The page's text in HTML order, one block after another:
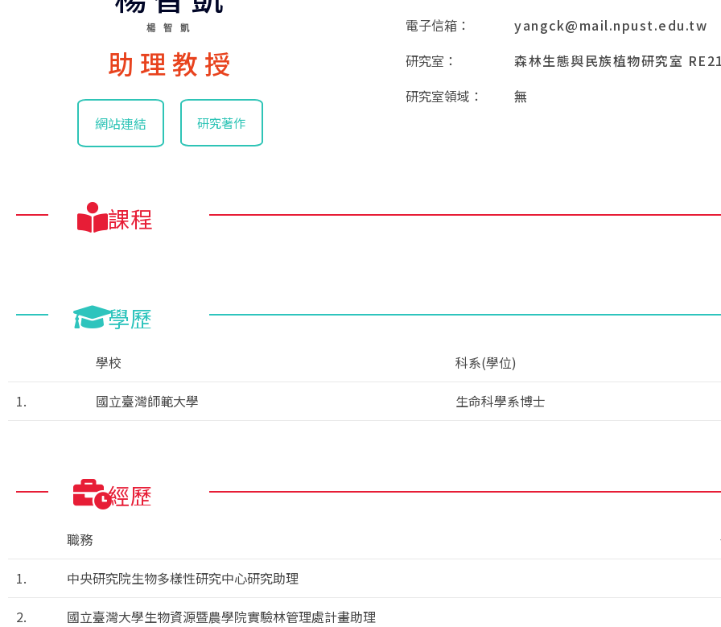
楊智凱
助理教授
網站連結 研究著作
電子信箱：
yangck@mail.npust.edu.tw
研究室：
森林生態與民族植物研究室
研究室領域：
無
課程
學歷
學校
科系(學位)
1.
國立臺灣師範大學 生命科學系博士
經歷
職務
1.
中央研究院生物多樣性研究中心研究助理
2.
國立臺灣大學生物資源暨農學院實驗林管理處計畫助理